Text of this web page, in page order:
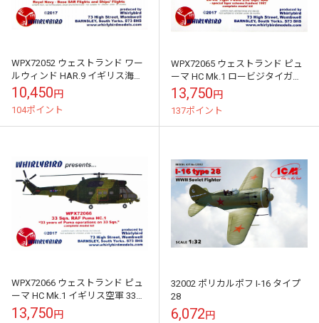
WPX72052 ウェストランド ワー
ルウィンド HAR.9 イギリス海軍
捜索救難機
10,450円
104ポイント
WPX72065 ウェストランド ピュ
ーマ HC Mk.1 ロービジタイガー
スキーム イギリス空軍 230スコ
ードロン
13,750円
137ポイント
WPX72066 ウェストランド ピュ
ーマ HC Mk.1 イギリス空軍 33ス
コードロン
13,750円
32002 ポリカルポフ I-16 タイプ
28
6,072円